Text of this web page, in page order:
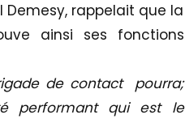
rappelait que la
ainsi ses fonctions
de contact pourra;
performant qui est le